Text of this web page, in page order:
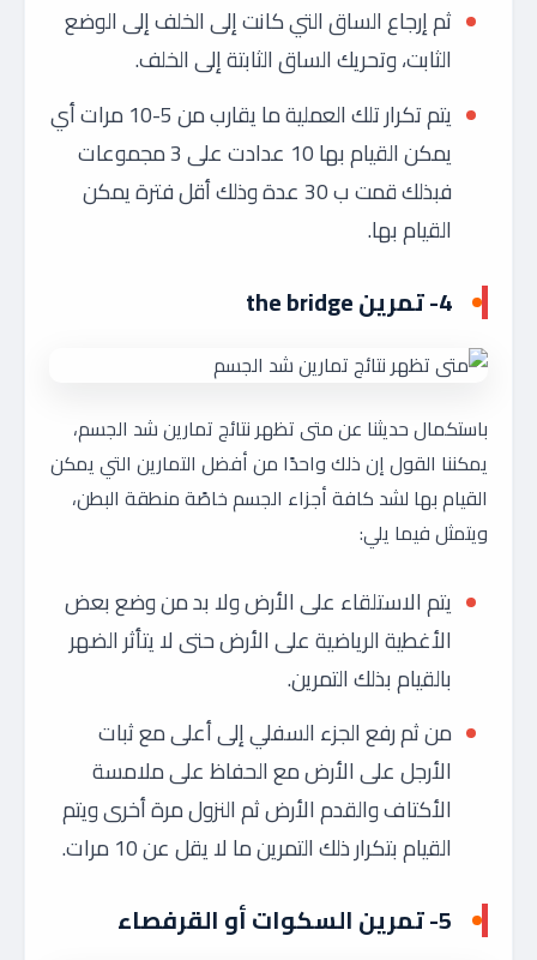
ثم إرجاع الساق التي كانت إلى الخلف إلى الوضع
الثابت، وتحريك الساق الثابتة إلى الخلف.
يتم تكرار تلك العملية ما يقارب من 5-10 مرات أي
يمكن القيام بها 10 عدادت على 3 مجموعات
فبذلك قمت ب 30 عدة وذلك أقل فترة يمكن
القيام بها.
4- تمرين the bridge
باستكمال حديثنا عن متى تظهر نتائج تمارين شد الجسم،
يمكننا القول إن ذلك واحدًا من أفضل التمارين التي يمكن
القيام بها لشد كافة أجزاء الجسم خاصًة منطقة البطن،
ويتمثل فيما يلي:
يتم الاستلقاء على الأرض ولا بد من وضع بعض
الأغطية الرياضية على الأرض حتى لا يتأثر الضهر
بالقيام بذلك التمرين.
من ثم رفع الجزء السفلي إلى أعلى مع ثبات
الأرجل على الأرض مع الحفاظ على ملامسة
الأكتاف والقدم الأرض ثم النزول مرة أخرى ويتم
القيام بتكرار ذلك التمرين ما لا يقل عن 10 مرات.
5- تمرين السكوات أو القرفصاء